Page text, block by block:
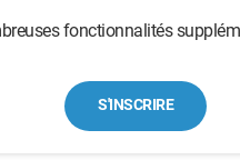
fonctionnalités
S'INSCRIRE